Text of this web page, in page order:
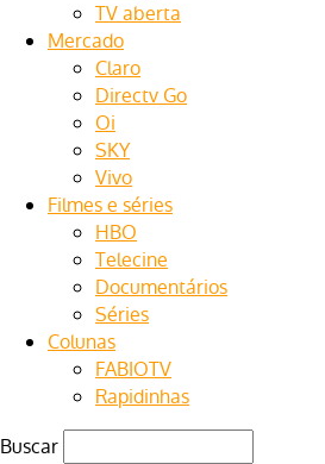
TV aberta
Mercado
Claro
Directv Go
Oi
SKY
Vivo
Filmes e séries
HBO
Telecine
Documentários
Séries
Colunas
FABIOTV
Rapidinhas
Buscar